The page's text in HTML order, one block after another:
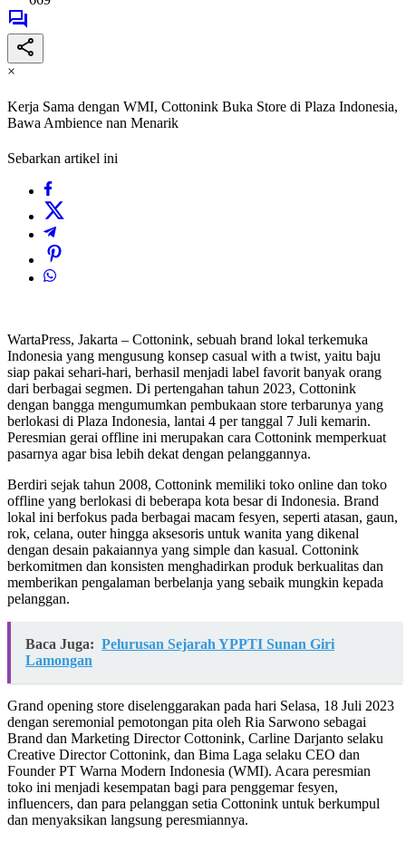
×
Kerja Sama dengan WMI, Cottonink Buka Store di Plaza Indonesia,
Bawa Ambience nan Menarik
Sebarkan artikel ini
WartaPress, Jakarta – Cottonink, sebuah brand lokal terkemuka
Indonesia yang mengusung konsep casual with a twist, yaitu baju
siap pakai sehari-hari, berhasil menjadi label favorit banyak orang
dari berbagai segmen. Di pertengahan tahun 2023, Cottonink
dengan bangga mengumumkan pembukaan store terbarunya yang
berlokasi di Plaza Indonesia, lantai 4 per tanggal 7 Juli kemarin.
Peresmian gerai offline ini merupakan cara Cottonink memperkuat
pasarnya agar bisa lebih dekat dengan pelanggannya.
Berdiri sejak tahun 2008, Cottonink memiliki toko online dan toko
offline yang berlokasi di beberapa kota besar di Indonesia. Brand
lokal ini berfokus pada berbagai macam fesyen, seperti atasan, gaun,
rok, celana, outer hingga aksesoris untuk wanita yang dikenal
dengan desain pakaiannya yang simple dan kasual. Cottonink
berkomitmen dan konsisten menghadirkan produk berkualitas dan
memberikan pengalaman berbelanja yang sebaik mungkin kepada
pelanggan.
Baca Juga: Pelurusan Sejarah YPPTI Sunan Giri
Lamongan
Grand opening store diselenggarakan pada hari Selasa, 18 Juli 2023
dengan seremonial pemotongan pita oleh Ria Sarwono sebagai
Brand dan Marketing Director Cottonink, Carline Darjanto selaku
Creative Director Cottonink, dan Bima Laga selaku CEO dan
Founder PT Warna Modern Indonesia (WMI). Acara peresmian
toko ini menjadi kesempatan bagi para penggemar fesyen,
influencers, dan para pelanggan setia Cottonink untuk berkumpul
dan menyaksikan langsung peresmiannya.